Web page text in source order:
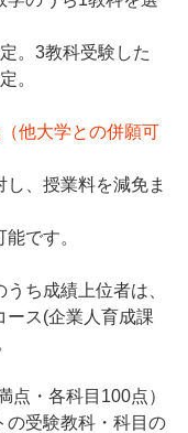
。3教科受験した
。
他大学との併願可
し、授業料を減免ま
です。
ち成績上位者は、
ース(企業人育成課
点・各科目100点）
の受験教科・科目の